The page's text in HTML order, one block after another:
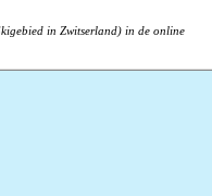
in Zwitserland) in de online